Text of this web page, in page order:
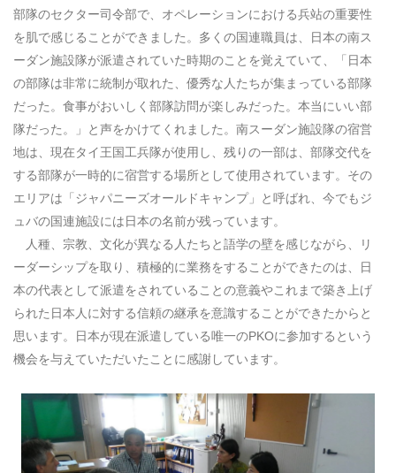
部隊のセクター司令部で、オペレーションにおける兵站の重要性
を肌で感じることができました。多くの国連職員は、日本の南ス
ーダン施設隊が派遣されていた時期のことを覚えていて、「日本
の部隊は非常に統制が取れた、優秀な人たちが集まっている部隊
だった。食事がおいしく部隊訪問が楽しみだった。本当にいい部
隊だった。」と声をかけてくれました。南スーダン施設隊の宿営
地は、現在タイ王国工兵隊が使用し、残りの一部は、部隊交代を
する部隊が一時的に宿営する場所として使用されています。その
エリアは「ジャパニーズオールドキャンプ」と呼ばれ、今でもジ
ュバの国連施設には日本の名前が残っています。
人種、宗教、文化が異なる人たちと語学の壁を感じながら、リ
ーダーシップを取り、積極的に業務をすることができたのは、日
本の代表として派遣をされていることの意義やこれまで築き上げ
られた日本人に対する信頼の継承を意識することができたからと
思います。日本が現在派遣している唯一のPKOに参加するという
機会を与えていただいたことに感謝しています。